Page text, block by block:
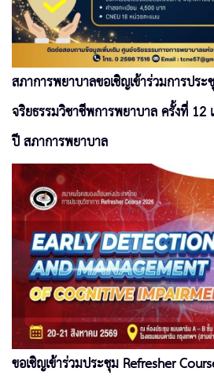
สภาการพยาบาลขอเชิญเข้าร่วมการปร
จริยธรรมวิชาชีพการพยาบาล ครั้งที่ 12
ปี สภาการพยาบาล
ขอเชิญเข้าร่วมประชุม Refresher